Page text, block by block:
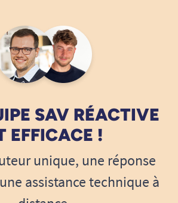
et look soigné
complet recouvre totalement
Fitform – assise, dossier,
contre tous les incidents
aux liquides ou à la
compromis n’est fait sur le
: le Stamskin propose
haut de gamme, et se
coloris pour s’intégrer
SAV RÉACTIVE
EFFICACE !
unique, une réponse
assistance technique à